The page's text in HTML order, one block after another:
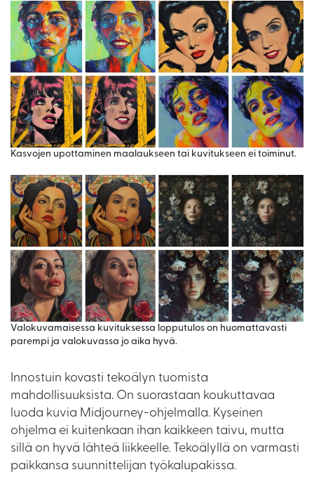
Kasvojen upottaminen maalaukseen tai kuvitukseen ei toiminut.
Valokuvamaisessa kuvituksessa lopputulos on huomattavasti
parempi ja valokuvassa jo aika hyvä.
Innostuin kovasti tekoälyn tuomista
mahdollisuuksista. On suorastaan koukuttavaa
luoda kuvia Midjourney-ohjelmalla. Kyseinen
ohjelma ei kuitenkaan ihan kaikkeen taivu, mutta
sillä on hyvä lähteä liikkeelle. Tekoälyllä on varmasti
paikkansa suunnittelijan työkalupakissa.